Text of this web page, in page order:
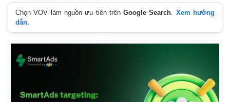
Bất động sản
Khởi nghiệp
Giá vàng
Tỷ giá
Chứng khoán
Chọn VOV làm nguồn ưu tiên trênGoogle Search. Xem hướng
dẫn.